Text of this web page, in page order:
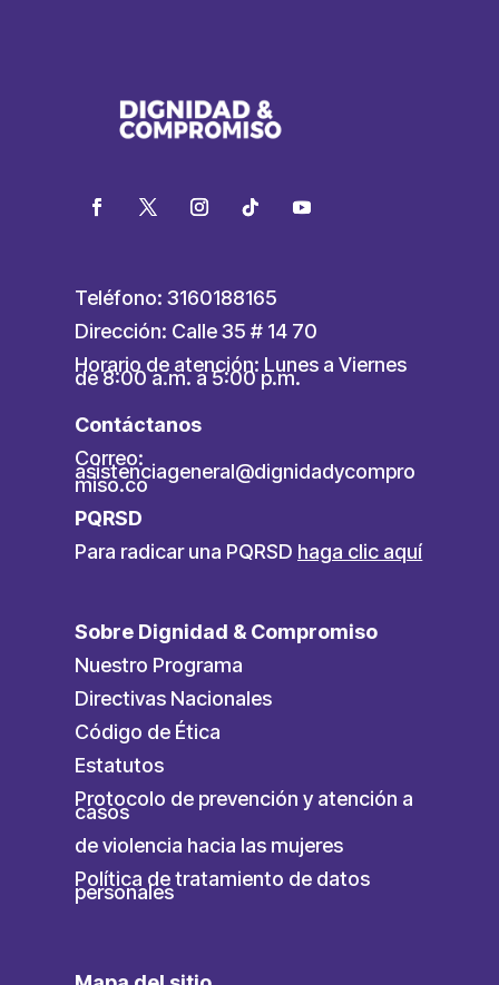
Teléfono: 3160188165
Dirección: Calle 35 # 14 70
Horario de atención: Lunes a Viernes
de 8:00 a.m. a 5:00 p.m.
Contáctanos
Correo:
asistenciageneral@dignidadycompro
miso.co
PQRSD
Para radicar una PQRSD haga clic aquí
Sobre Dignidad & Compromiso
Nuestro Programa
Directivas Nacionales
Código de Ética
Estatutos
Protocolo de prevención y atención a
casos
de violencia hacia las mujeres
Política de tratamiento de datos
personales